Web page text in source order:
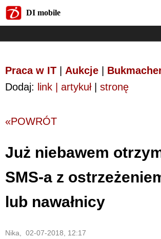
DI mobile
Praca w IT Aukcje
Dodaj: link | artykuł| stronę
«POWRÓT
Już niebawem
SMS-a z
lub nawałnicy
Nika, 02-07-2018, 12:17
DI mobile